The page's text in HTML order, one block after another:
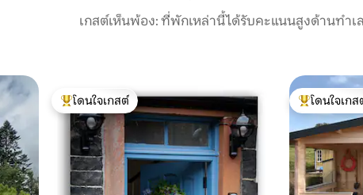
เกสต์เห็นพ้อง: ที่พักเหล่านี้ได้รับคะแนนสูงด้านทำเ
โดนใจเกสต์ที่สุด
โดนใจเกสต์
โดนใจเกสต์
โดนใจเกส